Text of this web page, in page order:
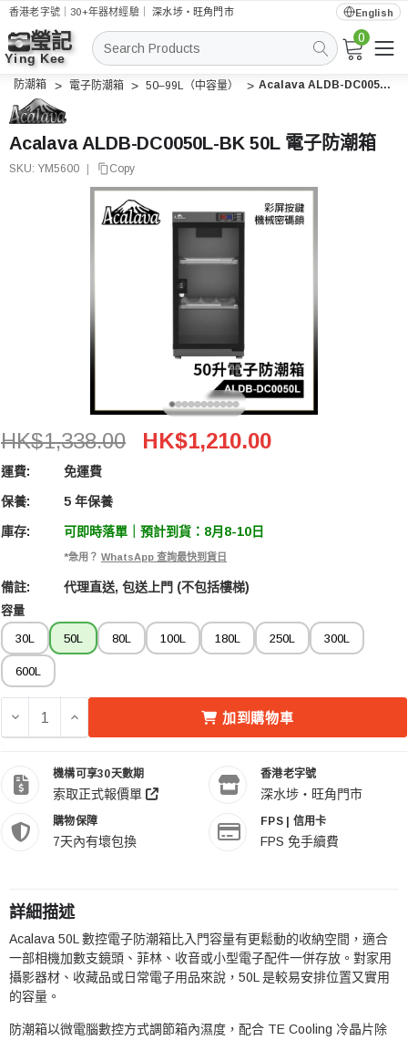
香港老字號｜30+年器材經驗｜深水埗・旺角門市 English
搜
索
0
防潮箱 電子防潮箱 50–99L（中容量） Acalava ALDB-DC0050L-BK 50L 電子防潮箱
Acalava ALDB-DC0050L-BK 50L 電子防潮箱
SKU: YM5600 Copy
Acalava ALDB-DC0050L-BK 50L 電子防潮箱
HK$1,338.00 HK$1,210.00
運費: 免運費
保養: 5 年保養
庫存: 可即時落單｜預計到貨：8月8-10日
*急用？ WhatsApp 查詢最快到貨日
備註: 代理直送, 包送上門 (不包括樓梯)
容量
30L 50L 80L 100L 180L 250L 300L
600L
減少 ACALAVA ALDB-DC0050L-BK 50L 電子防潮箱 的數量
增加 ACALAVA ALDB-DC0050L-BK 50L 電子防潮
加到購物車
機構可享30天數期
索取正式報價單
香港老字號
深水埗・旺角門市
購物保障
7天內有壞包換
FPS | 信用卡
FPS 免手續費
詳細描述
Acalava 50L 數控電子防潮箱比入門容量有更鬆動的收納空間，適合
一部相機加數支鏡頭、菲林、收音或小型電子配件一併存放。對家用
攝影器材、收藏品或日常電子用品來說，50L 是較易安排位置又實用
的容量。
防潮箱以微電腦數控方式調節箱內濕度，配合 TE Cooling 冷晶片除